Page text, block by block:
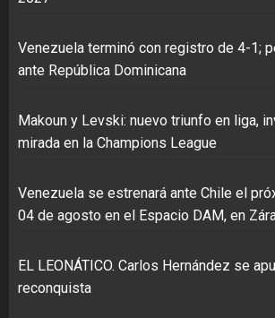
Venezuela terminó con registro de 4-1;
ante República Dominicana
Makoun y Levski: nuevo triunfo en liga,
mirada en la Champions League
Venezuela se estrenará ante Chile el
04 de agosto en el Espacio DAM, en
EL LEONÁTICO. Carlos Hernández se
reconquista